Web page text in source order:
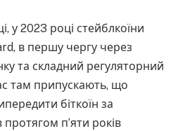
у 2023 році стейблкоїни
в першу чергу через
та складний регуляторний
там припускають, що
біткоїн за
протягом п’яти років